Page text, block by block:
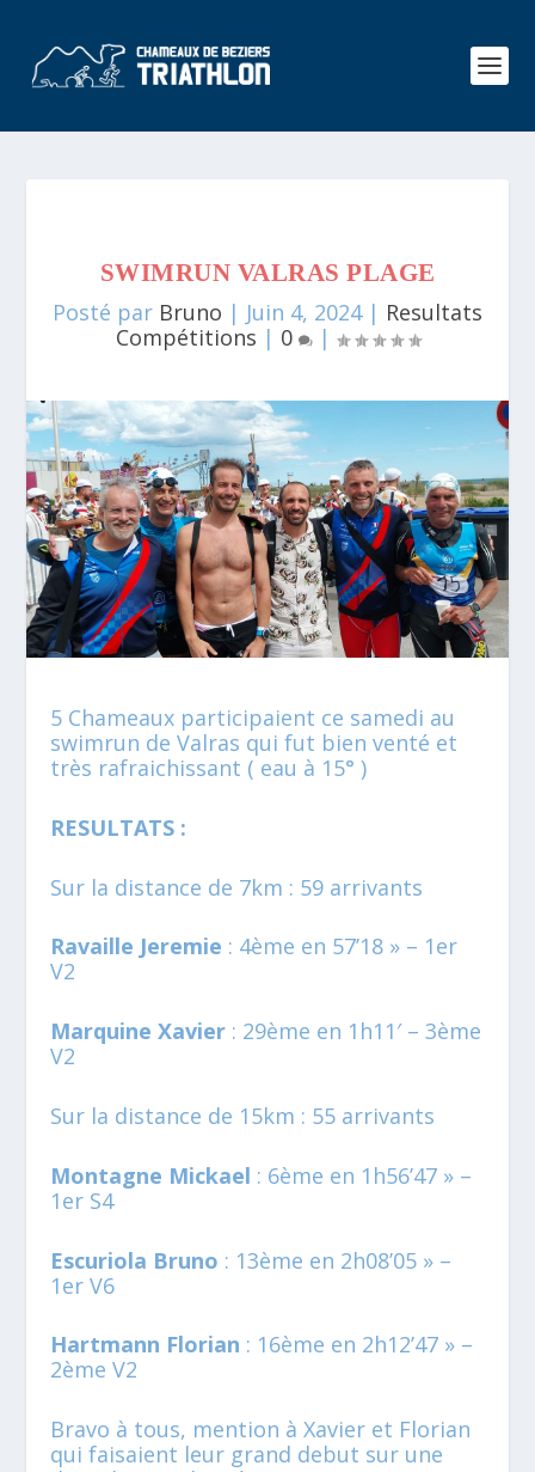
SWIMRUN VALRAS PLAGE
Posté par Bruno | Juin 4, 2024| Resultats
Compétitions | 0 |
5 Chameaux participaient ce samedi au
swimrun de Valras qui fut bien venté et
très rafraichissant ( eau à 15° )
RESULTATS :
Sur la distance de 7km : 59 arrivants
Ravaille Jeremie : 4ème en 57’18 » – 1er
V2
Marquine Xavier : 29ème en 1h11′ – 3ème
V2
Sur la distance de 15km : 55 arrivants
Montagne Mickael : 6ème en 1h56’47 » –
1er S4
Escuriola Bruno : 13ème en 2h08’05 » –
1er V6
Hartmann Florian : 16ème en 2h12’47 » –
2ème V2
Bravo à tous, mention à Xavier et Florian
qui faisaient leur grand debut sur une